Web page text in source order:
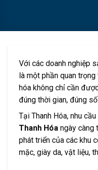
Với các doanh nghiệp
là một phần quan
hóa không chỉ cần
đúng thời gian, đúng
Tại Thanh Hóa, nhu cầu
Thanh Hóa ngày càng
phát triển của các khu
mặc, giày da, vật liệu,